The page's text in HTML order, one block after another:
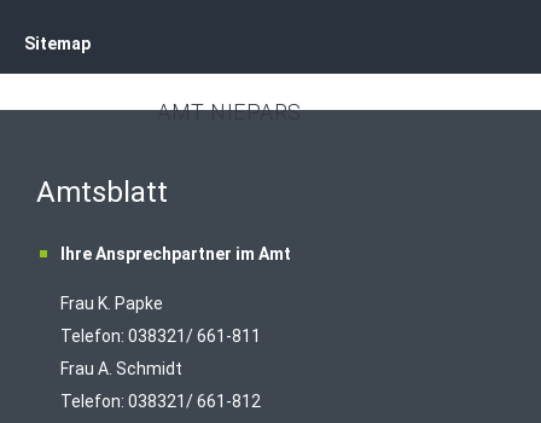
AMT NIEPARS
Sitemap
Amtsblatt
Ihre Ansprechpartner im Amt
Frau K. Papke
Telefon: 038321/ 661-811
Frau A. Schmidt
Telefon: 038321/ 661-812